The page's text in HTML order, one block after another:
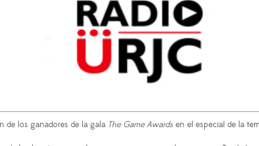
de los ganadores de la gala The Game Awards en el especial de la